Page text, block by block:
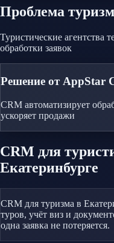
Проблема
Туристические агентства
обработки заявок
Решение от AppStar
CRM автоматизирует
ускоряет продажи
CRM для
Екатеринбурге
CRM для туризма в
туров, учёт виз и
одна заявка не потеряется.